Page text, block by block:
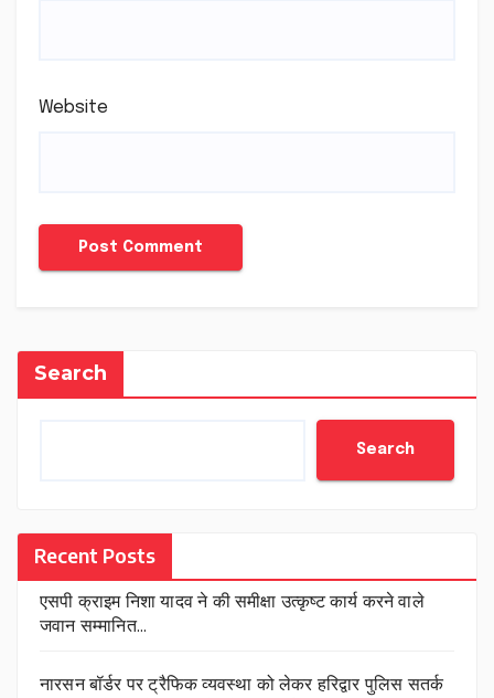
Website
Search
Search
Recent Posts
एसपी क्राइम निशा यादव ने की समीक्षा उत्कृष्ट कार्य करने वाले
जवान सम्मानित…
नारसन बॉर्डर पर ट्रैफिक व्यवस्था को लेकर हरिद्वार पुलिस सतर्क